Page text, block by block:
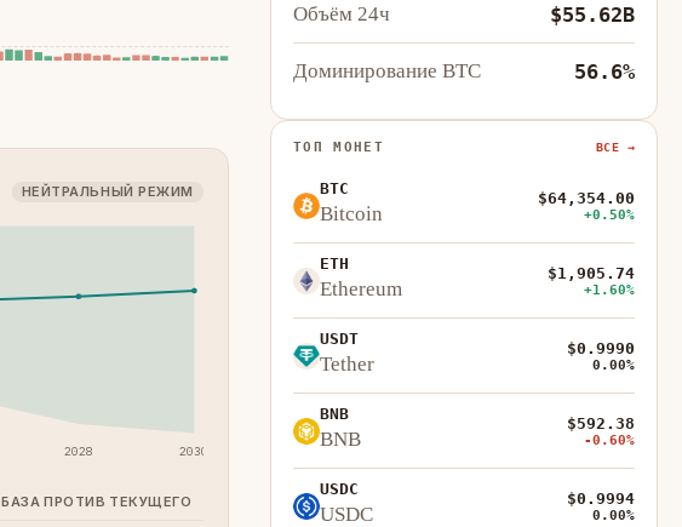
НЕЙТРАЛЬНЫЙ РЕЖИМ
2028 2030
БАЗА ПРОТИВ ТЕКУЩЕГО
Объём 24ч $55.62B
Доминирование BTC 56.6%
ТОП МОНЕТ ВСЕ →
BTC
Bitcoin
$64,354.00
+0.50%
ETH
Ethereum
$1,905.74
+1.60%
USDT
Tether
$0.9990
0.00%
BNB
BNB
$592.38
-0.60%
USDC
USDC
$0.9994
0.00%